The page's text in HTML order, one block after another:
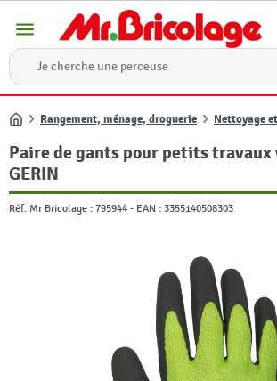
menu
Accueil
Rangement, ménage, droguerie Nettoyage
Paire de gants pour petits
GERIN
Réf. Mr Bricolage : 795944 - EAN : 3355140508303